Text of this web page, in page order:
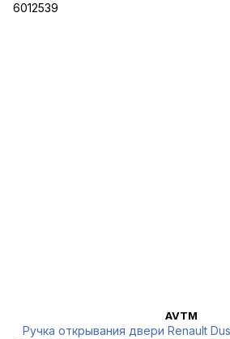
AVTM
Ручка открывания двери Renault